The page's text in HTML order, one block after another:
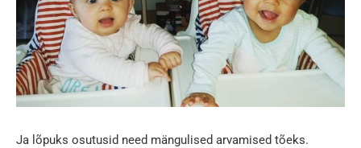
Ja lõpuks osutusid need mängulised arvamised tõeks.